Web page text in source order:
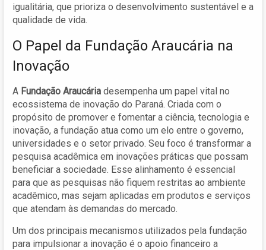
igualitária, que prioriza o desenvolvimento sustentável e a
qualidade de vida.
O Papel da Fundação Araucária na
Inovação
A Fundação Araucária desempenha um papel vital no
ecossistema de inovação do Paraná. Criada com o
propósito de promover e fomentar a ciência, tecnologia e
inovação, a fundação atua como um elo entre o governo,
universidades e o setor privado. Seu foco é transformar a
pesquisa acadêmica em inovações práticas que possam
beneficiar a sociedade. Esse alinhamento é essencial
para que as pesquisas não fiquem restritas ao ambiente
acadêmico, mas sejam aplicadas em produtos e serviços
que atendam às demandas do mercado.
Um dos principais mecanismos utilizados pela fundação
para impulsionar a inovação é o apoio financeiro a